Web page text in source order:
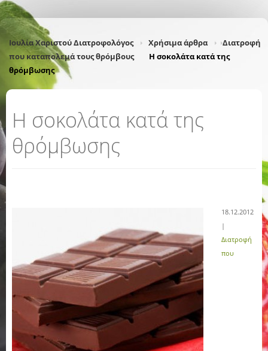
Ιουλία Χαριστού Διατροφολόγος Χρήσιμα άρθρα
Διατροφή
που καταπολεμά τους θρόμβους
Η σοκολάτα κατά της
θρόμβωσης
Η σοκολάτα κατά της
θρόμβωσης
18.12.2012
|
Διατροφή
που